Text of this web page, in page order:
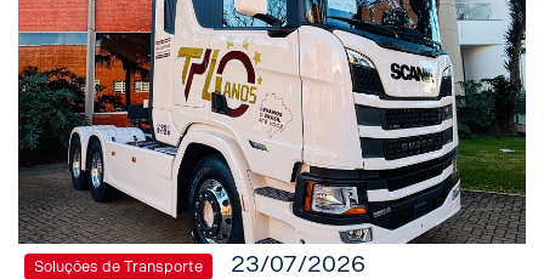
Soluções de Transporte
23/07/2026